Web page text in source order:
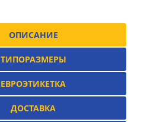
ОПИСАНИЕ
ТИПОРАЗМЕРЫ
ЕВРОЭТИКЕТКА
ДОСТАВКА